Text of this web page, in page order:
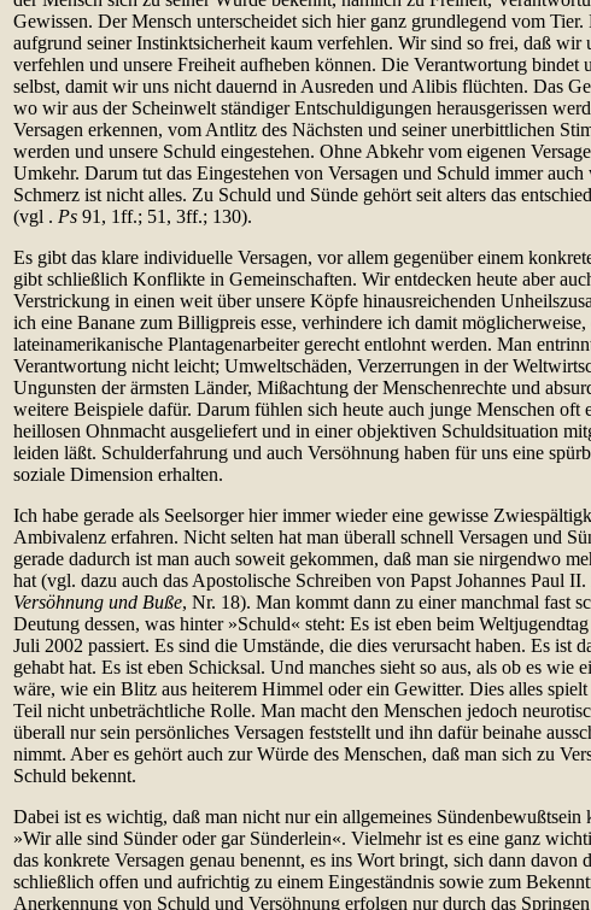
Gewissen. Der Mensch unterscheidet sich hier ganz grundlegend vom Tier.
aufgrund seiner Instinktsicherheit kaum verfehlen. Wir sind so frei, daß wir
verfehlen und unsere Freiheit aufheben können. Die Verantwortung bindet
selbst, damit wir uns nicht dauernd in Ausreden und Alibis flüchten. Das
wo wir aus der Scheinwelt ständiger Entschuldigungen herausgerissen
Versagen erkennen, vom Antlitz des Nächsten und seiner unerbittlichen
werden und unsere Schuld eingestehen. Ohne Abkehr vom eigenen
Umkehr. Darum tut das Eingestehen von Versagen und Schuld immer auch
Schmerz ist nicht alles. Zu Schuld und Sünde gehört seit alters das
(vgl . Ps 91, 1ff.; 51, 3ff.; 130).
Es gibt das klare individuelle Versagen, vor allem gegenüber einem
gibt schließlich Konflikte in Gemeinschaften. Wir entdecken heute aber
Verstrickung in einen weit über unsere Köpfe hinausreichenden
ich eine Banane zum Billigpreis esse, verhindere ich damit möglicherweise,
lateinamerikanische Plantagenarbeiter gerecht entlohnt werden. Man
Verantwortung nicht leicht; Umweltschäden, Verzerrungen in der
Ungunsten der ärmsten Länder, Mißachtung der Menschenrechte und
weitere Beispiele dafür. Darum fühlen sich heute auch junge Menschen oft
heillosen Ohnmacht ausgeliefert und in einer objektiven Schuldsituation
leiden läßt. Schulderfahrung und auch Versöhnung haben für uns eine
soziale Dimension erhalten.
Ich habe gerade als Seelsorger hier immer wieder eine gewisse
Ambivalenz erfahren. Nicht selten hat man überall schnell Versagen und
gerade dadurch ist man auch soweit gekommen, daß man sie nirgendwo
hat (vgl. dazu auch das Apostolische Schreiben von Papst Johannes Paul
Versöhnung und Buße, Nr. 18). Man kommt dann zu einer manchmal fast
Deutung dessen, was hinter »Schuld« steht: Es ist eben beim
Juli 2002 passiert. Es sind die Umstände, die dies verursacht haben. Es ist
gehabt hat. Es ist eben Schicksal. Und manches sieht so aus, als ob es wie
wäre, wie ein Blitz aus heiterem Himmel oder ein Gewitter. Dies alles
Teil nicht unbeträchtliche Rolle. Man macht den Menschen jedoch
überall nur sein persönliches Versagen feststellt und ihn dafür beinahe
nimmt. Aber es gehört auch zur Würde des Menschen, daß man sich zu
Schuld bekennt.
Dabei ist es wichtig, daß man nicht nur ein allgemeines Sündenbewußtsein
»Wir alle sind Sünder oder gar Sünderlein«. Vielmehr ist es eine ganz
das konkrete Versagen genau benennt, es ins Wort bringt, sich dann davon
schließlich offen und aufrichtig zu einem Eingeständnis sowie zum
Anerkennung von Schuld und Versöhnung erfolgen nur durch das